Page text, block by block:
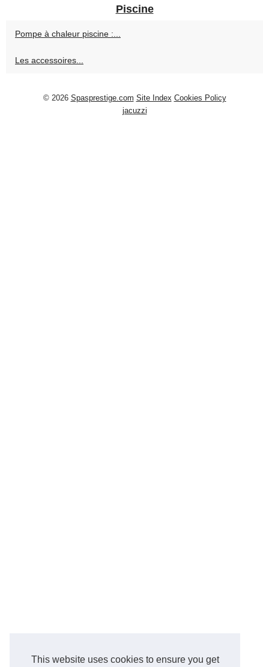
This website uses cookies to ensure you get
Piscine
Pompe à chaleur piscine :...
Les accessoires...
© 2026 Spasprestige.com Site Index Cookies Policy
jacuzzi